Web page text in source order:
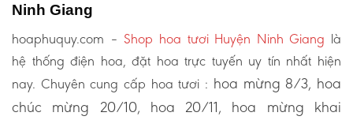
Ninh Giang
hoaphuquy.com – Shop hoa tươi Huyện Ninh Giang là
hệ thống điện hoa, đặt hoa trực tuyến uy tín nhất hiện
nay. Chuyên cung cấp hoa tươi : hoa mừng 8/3, hoa
chúc mừng 20/10, hoa 20/11, hoa mừng khai